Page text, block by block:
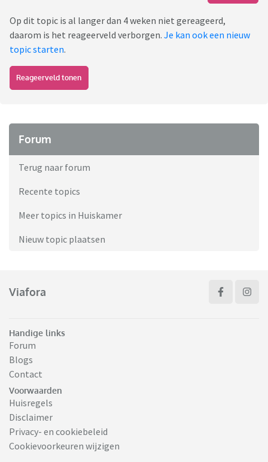
Op dit topic is al langer dan 4 weken niet gereageerd,
daarom is het reageerveld verborgen. Je kan ook een nieuw
topic starten.
Reageerveld tonen
Forum
Terug naar forum
Recente topics
Meer topics in Huiskamer
Nieuw topic plaatsen
Viafora
Handige links
Forum
Blogs
Contact
Voorwaarden
Huisregels
Disclaimer
Privacy- en cookiebeleid
Cookievoorkeuren wijzigen